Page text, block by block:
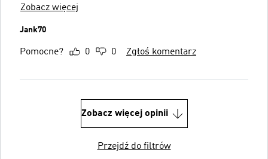
Zobacz więcej
Jank70
Pomocne? 0 0 Zgłoś komentarz
Zobacz więcej opinii
Przejdź do filtrów